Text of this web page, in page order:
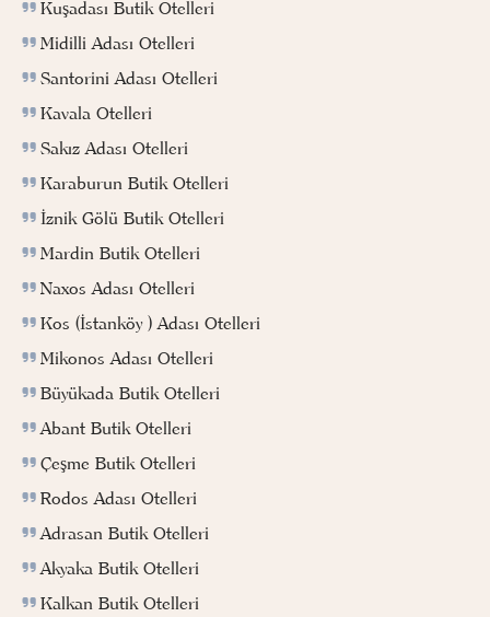
Kuşadası Butik Otelleri
Midilli Adası Otelleri
Santorini Adası Otelleri
Kavala Otelleri
Sakız Adası Otelleri
Karaburun Butik Otelleri
İznik Gölü Butik Otelleri
Mardin Butik Otelleri
Naxos Adası Otelleri
Kos (İstanköy ) Adası Otelleri
Mikonos Adası Otelleri
Büyükada Butik Otelleri
Abant Butik Otelleri
Çeşme Butik Otelleri
Rodos Adası Otelleri
Adrasan Butik Otelleri
Akyaka Butik Otelleri
Kalkan Butik Otelleri